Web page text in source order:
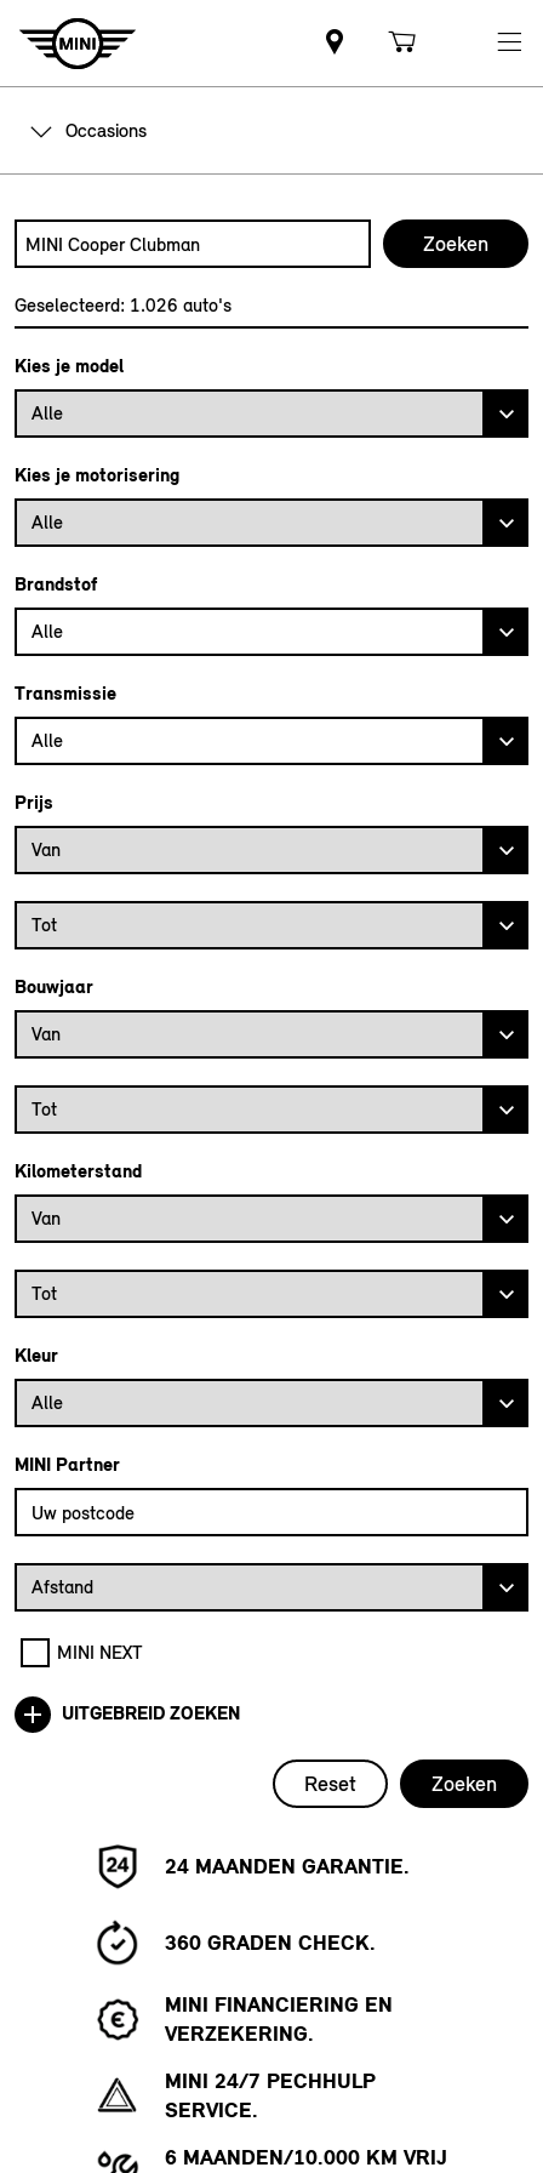
Occasions
Zoek naar een automodel, bijvoorbeeld MINI Cooper
Geselecteerd: 1.026 auto's
Kies je model
Alle
Kies je motorisering
Alle
Brandstof
Alle
Transmissie
Alle
Prijs
Prijs vanaf
Van
Prijs tot
Tot
Bouwjaar
Bouwjaar vanaf
Van
Bouwjaar tot
Tot
Kilometerstand
Kilometerstand vanaf
Van
Kilometerstand tot
Tot
Kleur
Alle
MINI Partner
Vul uw postcode in om de dichtstbijzijnde MINI dealer te vinden
Afstand van uw postcode tot de MINI Dealer
Afstand
MINI NEXT
UITGEBREID ZOEKEN
Zoeken
Reset
24 MAANDEN GARANTIE.
360 GRADEN CHECK.
MINI FINANCIERING EN
VERZEKERING.
MINI 24/7 PECHHULP
SERVICE.
6 MAANDEN/10.000 KM VRIJ